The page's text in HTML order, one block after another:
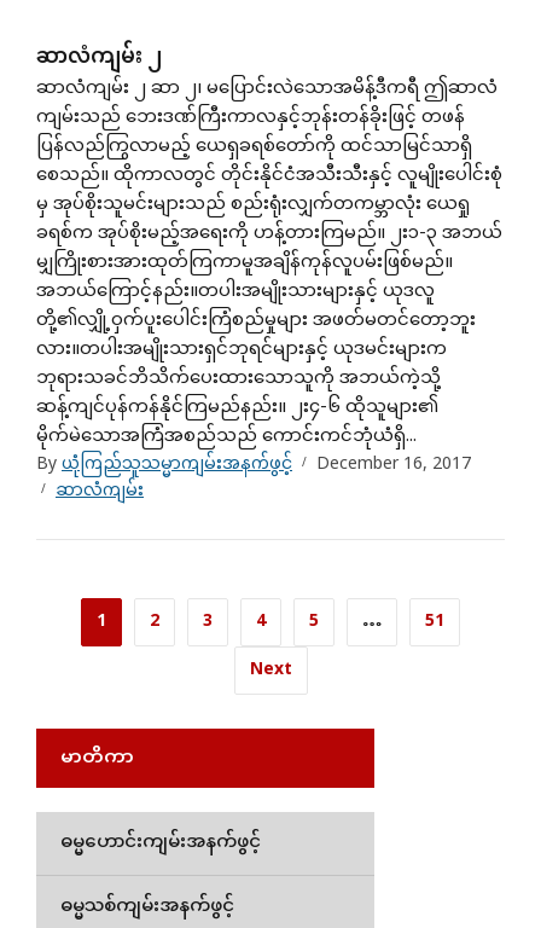
ဆာလံကျမ်း ၂
ဆာလံကျမ်း ၂ ဆာ ၂၊ မပြောင်းလဲသောအမိန့်ဒီကရီ ဤဆာလံ
ကျမ်းသည် ဘေးဒဏ်ကြီးကာလနှင့်ဘုန်းတန်ခိုးဖြင့် တဖန်
ပြန်လည်ကြွလာမည့် ယေရှခရစ်တော်ကို ထင်သာမြင်သာရှိ
စေသည်။ ထိုကာလတွင် တိုင်းနိုင်ငံအသီးသီးနှင့် လူမျိုးပေါင်းစုံ
မှ အုပ်စိုးသူမင်းများသည် စည်းရုံးလျှက်တကမ္ဘာလုံး ယေရှု
ခရစ်က အုပ်စိုးမည့်အရေးကို ဟန့်တားကြမည်။ ၂း၁-၃ အဘယ်
မျှကြိုးစားအားထုတ်ကြကာမူအချိန်ကုန်လူပမ်းဖြစ်မည်။
အဘယ်ကြောင့်နည်း။တပါးအမျိုးသားများနှင့် ယုဒလူ
တို့၏လျှို့ဝှက်ပူးပေါင်းကြံစည်မှုများ အဖတ်မတင်တော့ဘူး
လား။တပါးအမျိုးသားရှင်ဘုရင်များနှင့် ယုဒမင်းများက
ဘုရားသခင်ဘိသိက်ပေးထားသောသူကို အဘယ်ကဲ့သို့
ဆန့်ကျင်ပုန်ကန်နိုင်ကြမည်နည်း။ ၂း၄-၆ ထိုသူများ၏
မိုက်မဲသောအကြံအစည်သည် ကောင်းကင်ဘုံယံရှိ...
Byယုံကြည်သူသမ္မာကျမ်းအနက်ဖွင့် December 16, 2017
ဆာလံကျမ်း
1 2 3 4 5 …
51
Next
မာတိကာ
ဓမ္မဟောင်းကျမ်းအနက်ဖွင့်
ဓမ္မသစ်ကျမ်းအနက်ဖွင့်